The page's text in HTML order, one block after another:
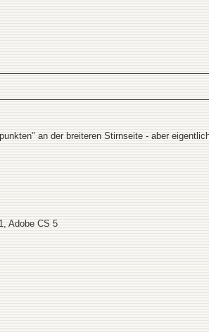
an der breiteren Stirnseite - aber
Adobe CS 5